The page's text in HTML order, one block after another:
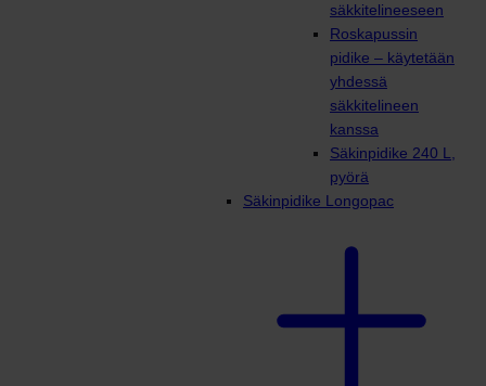
säkkitelineeseen
Roskapussin
pidike – käytetään
yhdessä
säkkitelineen
kanssa
Säkinpidike 240 L,
pyörä
Säkinpidike Longopac